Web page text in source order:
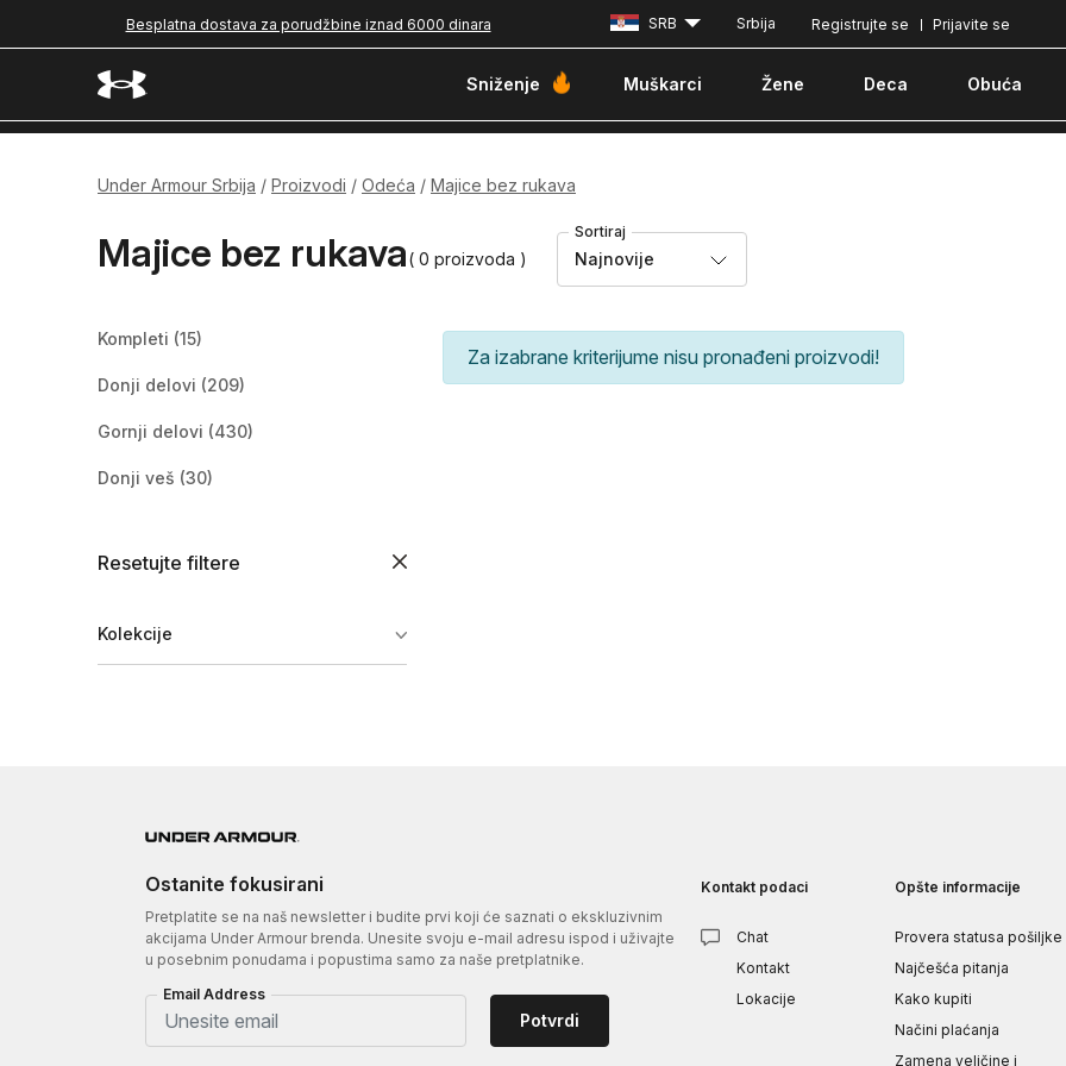
Besplatna dostava za porudžbine iznad 6000 dinara Plaćanje karticom ili pouzećem Prijavite se
Registrujte se
SRB Srbija
Sniženje Muškarci Žene Deca Obuća
Under Armour Srbija Proizvodi Odeća Majice bez rukava
Majice bez rukava( 0 proizvoda )
Sortiraj
Najnovije
Kompleti (15)
Donji delovi (209)
Gornji delovi (430)
Donji veš (30)
Resetujte filtere
Kolekcije
Za izabrane kriterijume nisu pronađeni proizvodi!
Ostanite fokusirani
Pretplatite se na naš newsletter i budite prvi koji će saznati o ekskluzivnim
akcijama Under Armour brenda. Unesite svoju e-mail adresu ispod i uživajte
u posebnim ponudama i popustima samo za naše pretplatnike.
Email Address
Potvrdi
Kontakt podaci
Chat
Kontakt
Lokacije
Opšte informacije
Provera statusa pošiljke
Najčešća pitanja
Kako kupiti
Načini plaćanja
Zamena veličine i